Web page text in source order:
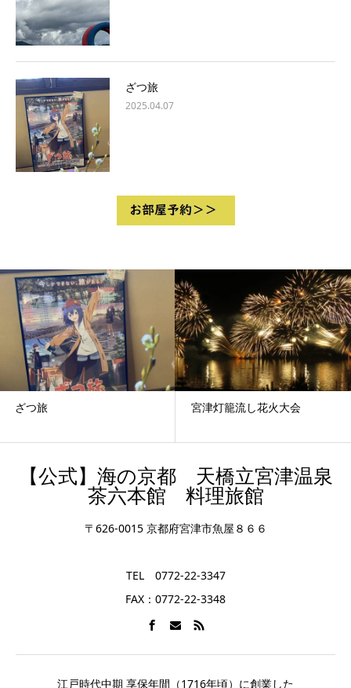
ざつ旅
2025.04.07
宮津灯籠流し花火大会 アオモジ
【公式】海の京都 天橋立宮津温泉
茶六本館 料理旅館
〒626-0015 京都府宮津市魚屋８６６
TEL 0772-22-3347
FAX：0772-22-3348
江戸時代中期 享保年間（1716年頃）に創業した